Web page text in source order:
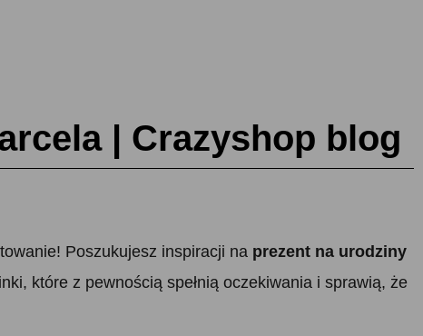
| Crazyshop blog
Poszukujesz inspiracji na prezent na urodziny
które z pewnością spełnią oczekiwania i sprawią, że